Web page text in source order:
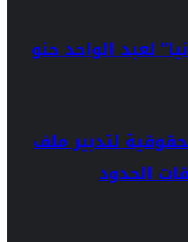
لعبد الواحد حنو
لتدبير ملف
الحدود